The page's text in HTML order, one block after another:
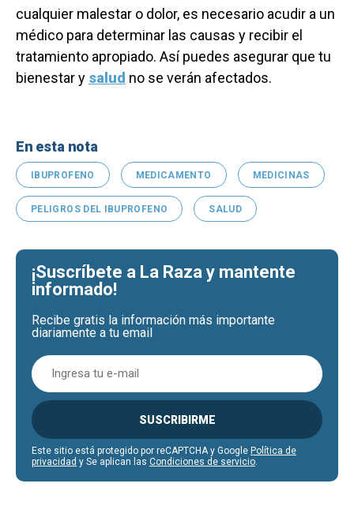
cualquier malestar o dolor, es necesario acudir a un
médico para determinar las causas y recibir el
tratamiento apropiado. Así puedes asegurar que tu
bienestar y salud no se verán afectados.
En esta nota
IBUPROFENO MEDICAMENTO MEDICINAS
PELIGROS DEL IBUPROFENO SALUD
¡Suscríbete a La Raza y mantente
informado!
Recibe gratis la información más importante
diariamente a tu email
SUSCRIBIRME
Este sitio está protegido por reCAPTCHA y Google Política de
privacidad y Se aplican las Condiciones de servicio.